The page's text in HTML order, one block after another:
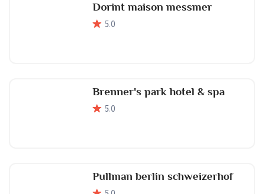
Dorint maison messmer
5.0
Brenner's park hotel & spa
5.0
Pullman berlin schweizerhof